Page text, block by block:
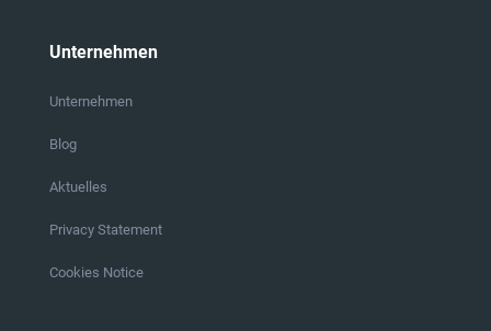
Unternehmen
Unternehmen
Blog
Aktuelles
Privacy Statement
Cookies Notice